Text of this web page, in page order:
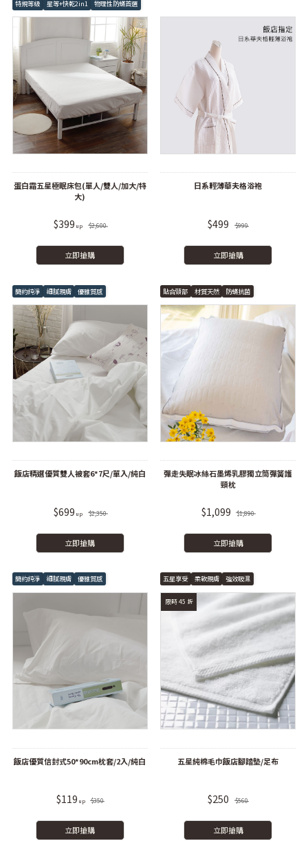
特規等級 星等+快乾2in1 物理性防蟎首選
蛋白霜五星極眠床包(單人/雙人/加大/特
大)
$399 $2,600
立即搶購
日系輕薄華夫格浴袍
$499 $999
立即搶購
簡約純淨 細膩親膚 優雅質感
飯店精選優質雙人被套6*7尺/單入/純白
$699 $2,350
立即搶購
貼合頸部 材質天然 防蟎抗菌
彈走失眠冰絲石墨烯乳膠獨立筒彈簧護
頸枕
$1,099 $1,890
立即搶購
簡約純淨 細膩親膚 優雅質感
飯店優質信封式50*90cm枕套/2入/純白
$119 $350
立即搶購
限時 45 折
五星享受 柔軟親膚 強效吸濕
五星純棉毛巾飯店腳踏墊/足布
$250 $560
立即搶購